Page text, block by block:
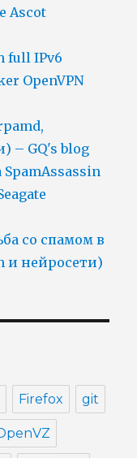
Ascot
full IPv6
OpenVPN
– GQ's blog
со спамом в
и нейросети)
Firefox git